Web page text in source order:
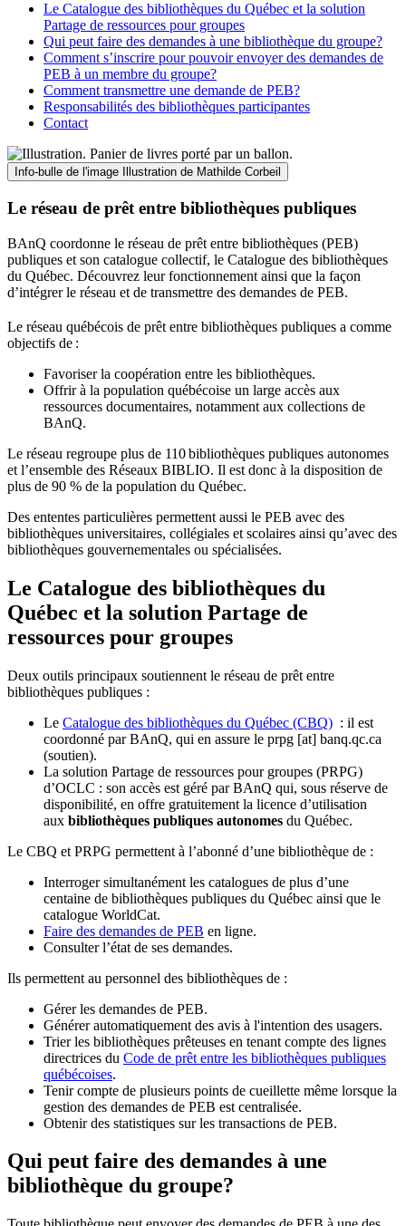
Le Catalogue des bibliothèques du Québec et la solution
Partage de ressources pour groupes
Qui peut faire des demandes à une bibliothèque du groupe?
Comment s’inscrire pour pouvoir envoyer des demandes de
PEB à un membre du groupe?
Comment transmettre une demande de PEB?
Responsabilités des bibliothèques participantes
Contact
Info-bulle de l'image Illustration de Mathilde Corbeil
Le réseau de prêt entre bibliothèques publiques
BAnQ coordonne le réseau de prêt entre bibliothèques (PEB)
publiques et son catalogue collectif, le Catalogue des bibliothèques
du Québec. Découvrez leur fonctionnement ainsi que la façon
d’intégrer le réseau et de transmettre des demandes de PEB.
Le réseau québécois de prêt entre bibliothèques publiques a comme
objectifs de :
Favoriser la coopération entre les bibliothèques.
Offrir à la population québécoise un large accès aux
ressources documentaires, notamment aux collections de
BAnQ.
Le réseau regroupe plus de 110bibliothèques publiques autonomes
et l’ensemble des Réseaux BIBLIO. Il est donc à la disposition de
plus de 90 % de la population du Québec.
Des ententes particulières permettent aussi le PEB avec des
bibliothèques universitaires, collégiales et scolaires ainsi qu’avec des
bibliothèques gouvernementales ou spécialisées.
Le Catalogue des bibliothèques du
Québec et la solution Partage de
ressources pour groupes
Deux outils principaux soutiennent le réseau de prêt entre
bibliothèques publiques :
Le Catalogue des bibliothèques du Québec (CBQ) : il est
coordonné par BAnQ, qui en assure le prpg [at] banq.qc.ca
(soutien).
La solution Partage de ressources pour groupes (PRPG)
d’OCLC : son accès est géré par BAnQ qui, sous réserve de
disponibilité, en offre gratuitement la licence d’utilisation
aux bibliothèques publiques autonomes du Québec.
Le CBQ et PRPG permettent à l’abonné d’une bibliothèque de :
Interroger simultanément les catalogues de plus d’une
centaine de bibliothèques publiques du Québec ainsi que le
catalogue WorldCat.
Faire des demandes de PEB en ligne.
Consulter l’état de ses demandes.
Ils permettent au personnel des bibliothèques de :
Gérer les demandes de PEB.
Générer automatiquement des avis à l'intention des usagers.
Trier les bibliothèques prêteuses en tenant compte des lignes
directrices du Code de prêt entre les bibliothèques publiques
québécoises.
Tenir compte de plusieurs points de cueillette même lorsque la
gestion des demandes de PEB est centralisée.
Obtenir des statistiques sur les transactions de PEB.
Qui peut faire des demandes à une
bibliothèque du groupe?